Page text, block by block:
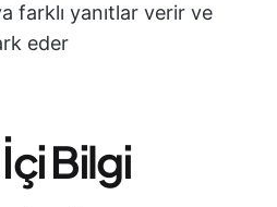
farklı yanıtlar verir ve
eder
Bilgi